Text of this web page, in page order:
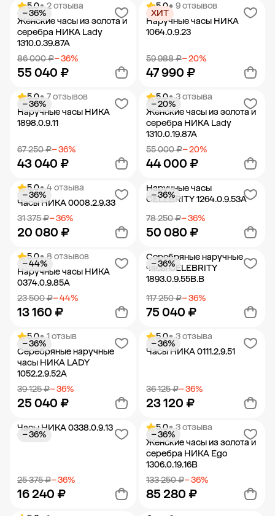
Добавить в корзину Добавить в корзину
5.0• 2 отзыва
Женские часы из золота и
серебра НИКА Lady
1310.0.39.87A
86 000 ₽− 36%
55 040 ₽
− 36%
Добавить в корзину
5.0• 9 отзывов
Наручные часы НИКА
1064.0.9.23
59 988 ₽− 20%
47 990 ₽
ХИТ
Добавить в корзину
5.0• 7 отзывов
Наручные часы НИКА
1898.0.9.11
67 250 ₽− 36%
43 040 ₽
− 36%
Добавить в корзину
5.0• 3 отзыва
Женские часы из золота и
серебра НИКА Lady
1310.0.19.87A
55 000 ₽− 20%
44 000 ₽
− 20%
Добавить в корзину
5.0• 4 отзыва
Часы НИКА 0008.2.9.33
31 375 ₽− 36%
20 080 ₽
− 36%
Добавить в корзину
Наручные часы
CELEBRITY 1264.0.9.53A
78 250 ₽− 36%
50 080 ₽
− 36%
Добавить в корзину
5.0• 8 отзывов
Наручные часы НИКА
0374.0.9.85A
23 500 ₽− 44%
13 160 ₽
− 44%
Добавить в корзину
Серебряные наручные
часы CELEBRITY
1893.0.9.55B.B
117 250 ₽− 36%
75 040 ₽
− 36%
Добавить в корзину
5.0• 1 отзыв
Серебряные наручные
часы НИКА LADY
1052.2.9.52A
39 125 ₽− 36%
25 040 ₽
− 36%
Добавить в корзину
5.0• 3 отзыва
Часы НИКА 0111.2.9.51
36 125 ₽− 36%
23 120 ₽
− 36%
Добавить в корзину
Часы НИКА 0338.0.9.13
25 375 ₽− 36%
16 240 ₽
− 36%
5.0• 3 отзыва
Женские часы из золота и
серебра НИКА Ego
1306.0.19.16B
133 250 ₽− 36%
85 280 ₽
− 36%